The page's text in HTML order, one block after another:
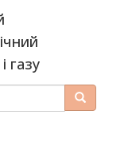
газу
Пошук